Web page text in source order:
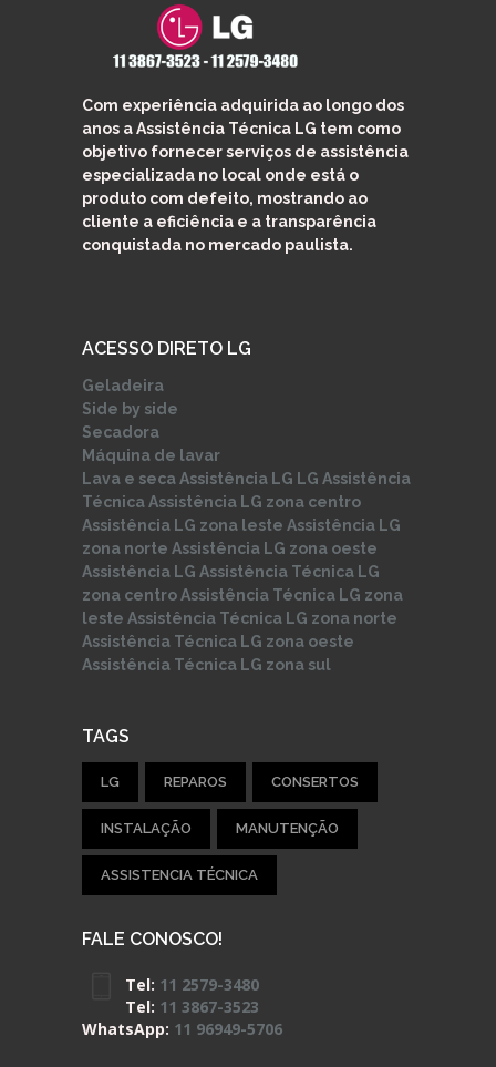
Com experiência adquirida ao longo dos
anos a Assistência Técnica LG tem como
objetivo fornecerserviços de assistência
especializada no local onde está o
produto com defeito, mostrando ao
cliente a eficiência e a transparência
conquistada no mercado paulista.
ACESSO DIRETO LG
Geladeira
Side by side
Secadora
Máquina de lavar
Lava e secaAssistência LG LG Assistência
TécnicaAssistência LG zona centro
Assistência LG zona leste Assistência LG
zona norte Assistência LG zona oeste
Assistência LG Assistência Técnica LG
zona centroAssistência Técnica LG zona
leste Assistência Técnica LG zona norte
Assistência Técnica LG zona oeste
Assistência Técnica LG zona sul
TAGS
LG REPAROS CONSERTOS
INSTALAÇÃO MANUTENÇÃO
ASSISTENCIA TÉCNICA
FALE CONOSCO!
Tel: 11 2579-3480
Tel: 11 3867-3523
WhatsApp: 11 96949-5706